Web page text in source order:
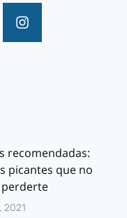
recomendadas:
picantes que no
2021